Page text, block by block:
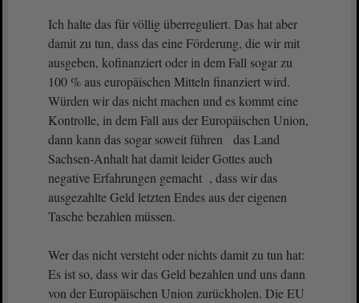
Ich halte das für völlig überreguliert. Das hat aber
damit zu tun, dass das eine Förderung, die wir mit
ausgeben, kofinanziert oder in dem Fall sogar zu
100 % aus europäischen Mitteln finanziert wird.
Würden wir das nicht machen und es kommt eine
Kontrolle, in dem Fall aus der Europäischen Union,
dann kann das sogar soweit führen das Land
Sachsen-Anhalt hat damit leider Gottes auch
negative Erfahrungen gemacht , dass wir das
ausgezahlte Geld letzten Endes aus der eigenen
Tasche bezahlen müssen.
Wer das nicht versteht oder nichts damit zu tun hat:
Es ist so, dass wir das Geld bezahlen und uns dann
von der Europäischen Union zurückholen. Die EU